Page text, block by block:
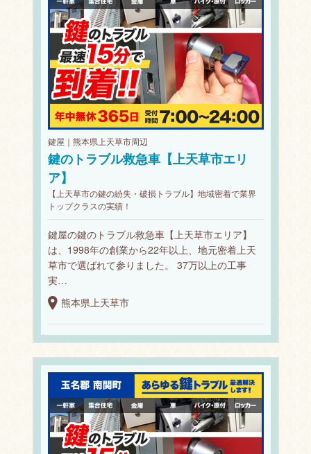
鍵屋｜熊本県上天草市周辺
鍵のトラブル救急車【上天草市エリ
ア】
【上天草市の鍵の紛失・破損トラブル】地域密着で業界
トップクラスの実績！
鍵屋の鍵のトラブル救急車【上天草市エリア】
は、1998年の創業から22年以上、地元密着上天
草市で選ばれて参りました。 37万以上の工事
実…
熊本県上天草市